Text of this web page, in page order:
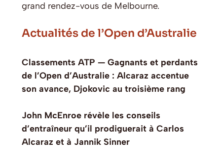
grand rendez-vous de Melbourne.
Actualités de l’Open d’Australie
Classements ATP — Gagnants et perdants
de l’Open d’Australie : Alcaraz accentue
son avance, Djokovic au troisième rang
John McEnroe révèle les conseils
d’entraîneur qu’il prodiguerait à Carlos
Alcaraz et à Jannik Sinner